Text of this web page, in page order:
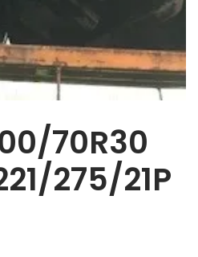
70R30
275/21P